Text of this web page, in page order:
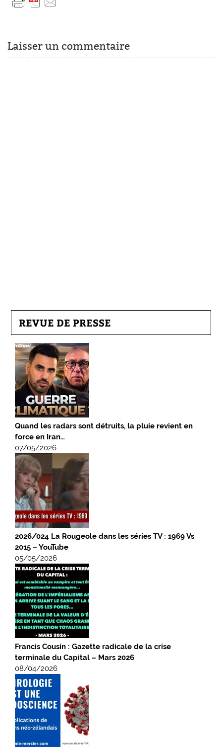
Laisser un commentaire
REVUE DE PRESSE
Quand les radars sont détruits, la pluie revient en
force en Iran…
07/05/2026
2026/024 La Rougeole dans les séries TV : 1969 Vs
2015 – YouTube
05/05/2026
Francis Cousin : Gazette radicale de la crise
terminale du Capital – Mars 2026
08/04/2026